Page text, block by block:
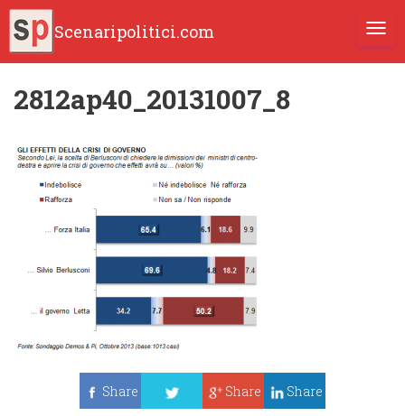
Scenaripolitici.com
2812ap40_20131007_8
Share
Share Share